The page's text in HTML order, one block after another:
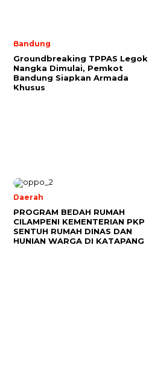
Bandung
Groundbreaking TPPAS Legok
Nangka Dimulai, Pemkot
Bandung Siapkan Armada
Khusus
Daerah
PROGRAM BEDAH RUMAH
CILAMPENI KEMENTERIAN PKP
SENTUH RUMAH DINAS DAN
HUNIAN WARGA DI KATAPANG